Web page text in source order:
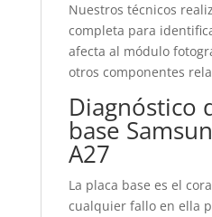
Nuestros técnicos
completa para
afecta al módulo
otros componentes
Diagnóstico
base
A27
La placa base es el
cualquier fallo en ella